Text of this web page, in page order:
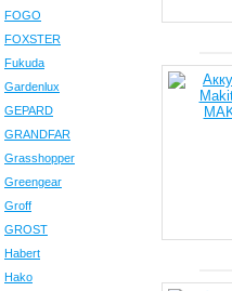
FOGO
FOXSTER
Fukuda
Gardenlux
GEPARD
GRANDFAR
Grasshopper
Greengear
Groff
GROST
Habert
Hako